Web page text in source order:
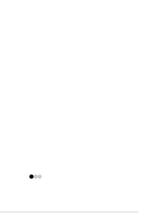
おわり、進級等で